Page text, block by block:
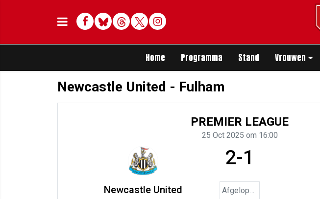
Facebook
BlueskyThreadsTwitterDelen op Whatsapp
Home Programma Stand Vrouwen
Newcastle United - Fulham
PREMIER LEAGUE
25 Oct 2025 om 16:00
Newcastle United
2-1